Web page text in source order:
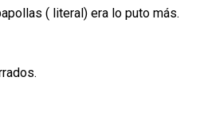
( literal) era lo puto más.